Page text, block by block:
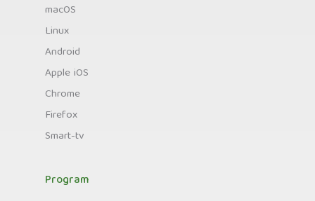
macOS
Linux
Android
Apple iOS
Chrome
Firefox
Smart-tv
Program